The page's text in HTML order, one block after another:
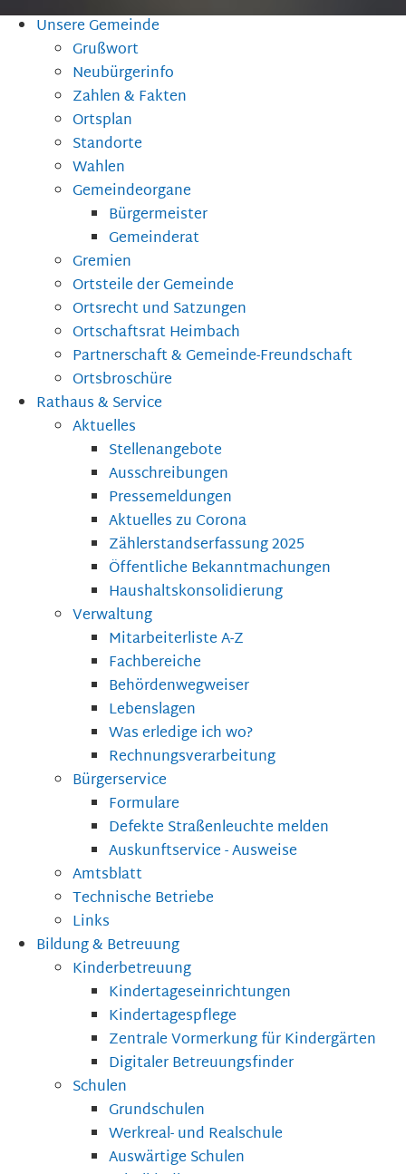
Unsere Gemeinde
Grußwort
Neubürgerinfo
Zahlen & Fakten
Ortsplan
Standorte
Wahlen
Gemeindeorgane
Bürgermeister
Gemeinderat
Gremien
Ortsteile der Gemeinde
Ortsrecht und Satzungen
Ortschaftsrat Heimbach
Partnerschaft & Gemeinde-Freundschaft
Ortsbroschüre
Rathaus & Service
Aktuelles
Stellenangebote
Ausschreibungen
Pressemeldungen
Aktuelles zu Corona
Zählerstandserfassung 2025
Öffentliche Bekanntmachungen
Haushaltskonsolidierung
Verwaltung
Mitarbeiterliste A-Z
Fachbereiche
Behördenwegweiser
Lebenslagen
Was erledige ich wo?
Rechnungsverarbeitung
Bürgerservice
Formulare
Defekte Straßenleuchte melden
Auskunftservice - Ausweise
Amtsblatt
Technische Betriebe
Links
Bildung & Betreuung
Kinderbetreuung
Kindertageseinrichtungen
Kindertagespflege
Zentrale Vormerkung für Kindergärten
Digitaler Betreuungsfinder
Schulen
Grundschulen
Werkreal- und Realschule
Auswärtige Schulen